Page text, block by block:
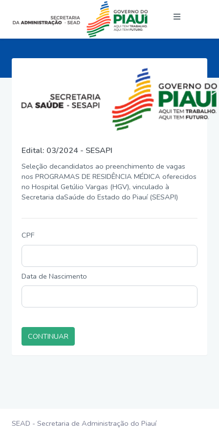
Edital: 03/2024 - SESAPI
Seleção decandidatos ao preenchimento de vagas
nos PROGRAMAS DE RESIDÊNCIA MÉDICA oferecidos
no Hospital Getúlio Vargas (HGV), vinculado à
Secretaria daSaúde do Estado do Piauí (SESAPI)
CPF
Data de Nascimento
CONTINUAR
SEAD - Secretaria de Administração do Piauí